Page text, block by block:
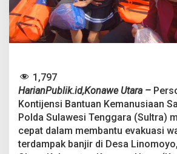
E
v
a
k
W
a
g
a
T
1,797
HarianPublik.id,Konawe Utara –
Kontijensi Bantuan Kemanusiaan
Polda Sulawesi Tenggara (Sultra)
cepat dalam membantu evakuasi
terdampak banjir di Desa